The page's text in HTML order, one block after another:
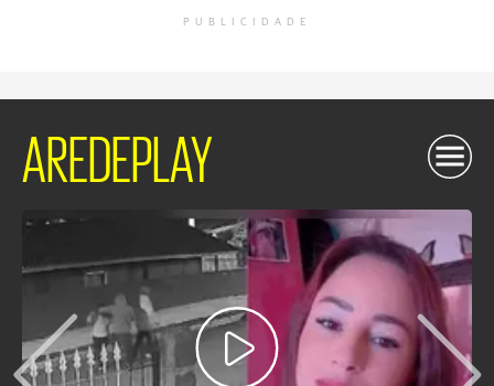
PUBLICIDADE
AREDEPLAY